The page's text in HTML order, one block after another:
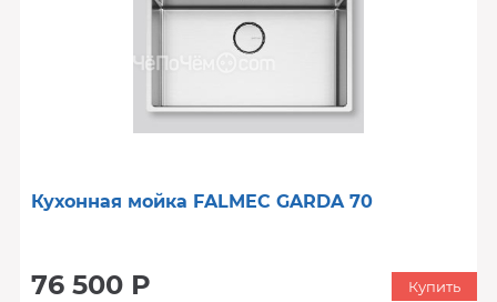
Кухонная мойка FALMEC GARDA 70
76 500 Р Купить